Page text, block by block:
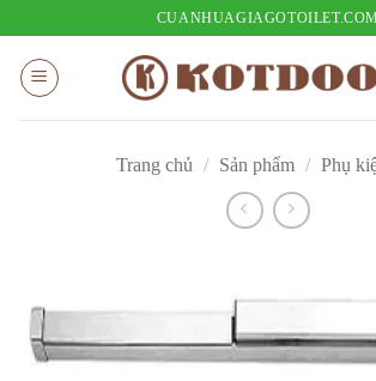
nội
dung
CUANHUAGIAGOTOILET.COM
Trang chủ / Sản phẩm / Phụ